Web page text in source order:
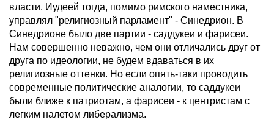
власти. Иудеей тогда, помимо римского наместника,
управлял "религиозный парламент" - Синедрион. В
Синедрионе было две партии - саддукеи и фарисеи.
Нам совершенно неважно, чем они отличались друг от
друга по идеологии, не будем вдаваться в их
религиозные оттенки. Но если опять-таки проводить
современные политические аналогии, то саддукеи
были ближе к патриотам, а фарисеи - к центристам с
легким налетом либерализма.